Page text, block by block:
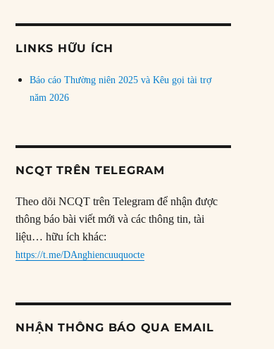
LINKS HỮU ÍCH
Báo cáo Thường niên 2025 và Kêu gọi tài trợ
năm 2026
NCQT TRÊN TELEGRAM
Theo dõi NCQT trên Telegram để nhận được
thông báo bài viết mới và các thông tin, tài
liệu… hữu ích khác:
https://t.me/DAnghiencuuquocte
NHẬN THÔNG BÁO QUA EMAIL